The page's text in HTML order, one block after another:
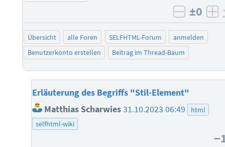
negativ
±0
Übersicht alle Foren SELFHTML-Forum
anmelden
Benutzerkonto erstellen
Beitrag im Thread-Baum
Erläuterung des Begriffs "Stil-Element"
Matthias Scharwies31.10.2023 06:49
html
selfhtml-wiki